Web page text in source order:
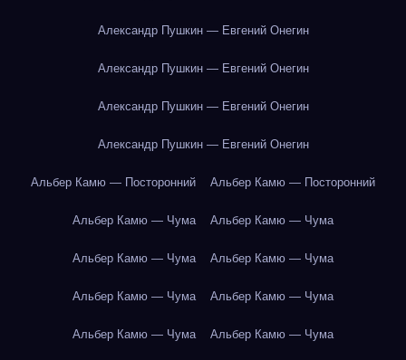
Александр Пушкин — Евгений Онегин
Александр Пушкин — Евгений Онегин
Александр Пушкин — Евгений Онегин
Александр Пушкин — Евгений Онегин
Альбер Камю — Посторонний Альбер Камю — Посторонний
Альбер Камю — Чума Альбер Камю — Чума
Альбер Камю — Чума Альбер Камю — Чума
Альбер Камю — Чума Альбер Камю — Чума
Альбер Камю — Чума Альбер Камю — Чума